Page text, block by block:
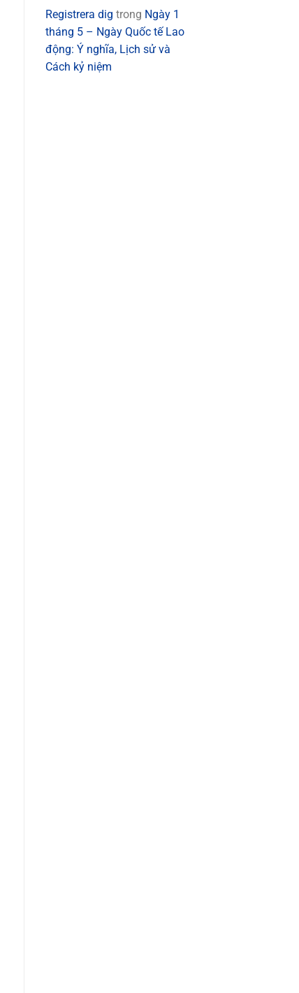
Registrera dig trong Ngày 1
tháng 5 – Ngày Quốc tế Lao
động: Ý nghĩa, Lịch sử và
Cách kỷ niệm